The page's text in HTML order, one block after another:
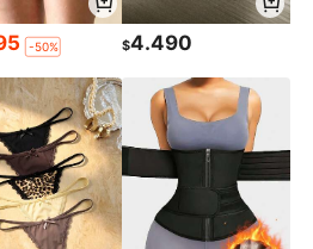
-50% $4.490